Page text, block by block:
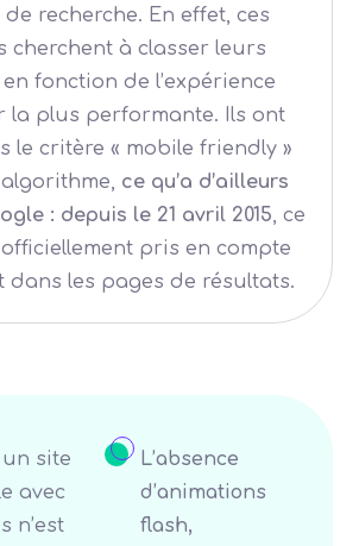
recherche. En effet, ces
cherchent à classer leurs
fonction de l’expérience
la plus performante. Ils ont
le critère « mobile friendly »
ce qu’a d’ailleurs
: depuis le 21 avril 2015, ce
pris en compte
dans les pages de résultats.
site
avec
n’est
L’absence
d’animations
flash,